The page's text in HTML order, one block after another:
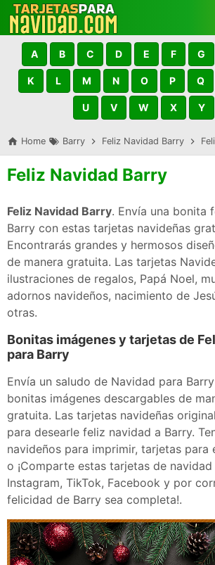
Skip to main content
A B C D E F G
K L M N O P Q
U V W X Y
Home Barry Feliz Navidad Barry
Feliz Navidad Barry
Feliz Navidad Barry. Envía una bonita
Barry con estas tarjetas navideñas
Encontrarás grandes y hermosos
de manera gratuita. Las tarjetas
ilustraciones de regalos, Papá Noel,
adornos navideños, nacimiento de
otras.
Bonitas imágenes y tarjetas de
para Barry
Envía un saludo de Navidad para
bonitas imágenes descargables de
gratuita. Las tarjetas navideñas
para desearle feliz navidad a Barry.
navideños para imprimir, tarjetas para
o ¡Comparte estas tarjetas de
Instagram, TikTok, Facebook y por
felicidad de Barry sea completa!.